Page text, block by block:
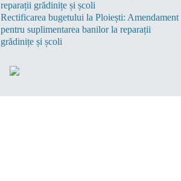
Rectificarea bugetului la Ploiești: Amendament
pentru suplimentarea banilor la reparații
grădinițe și școli